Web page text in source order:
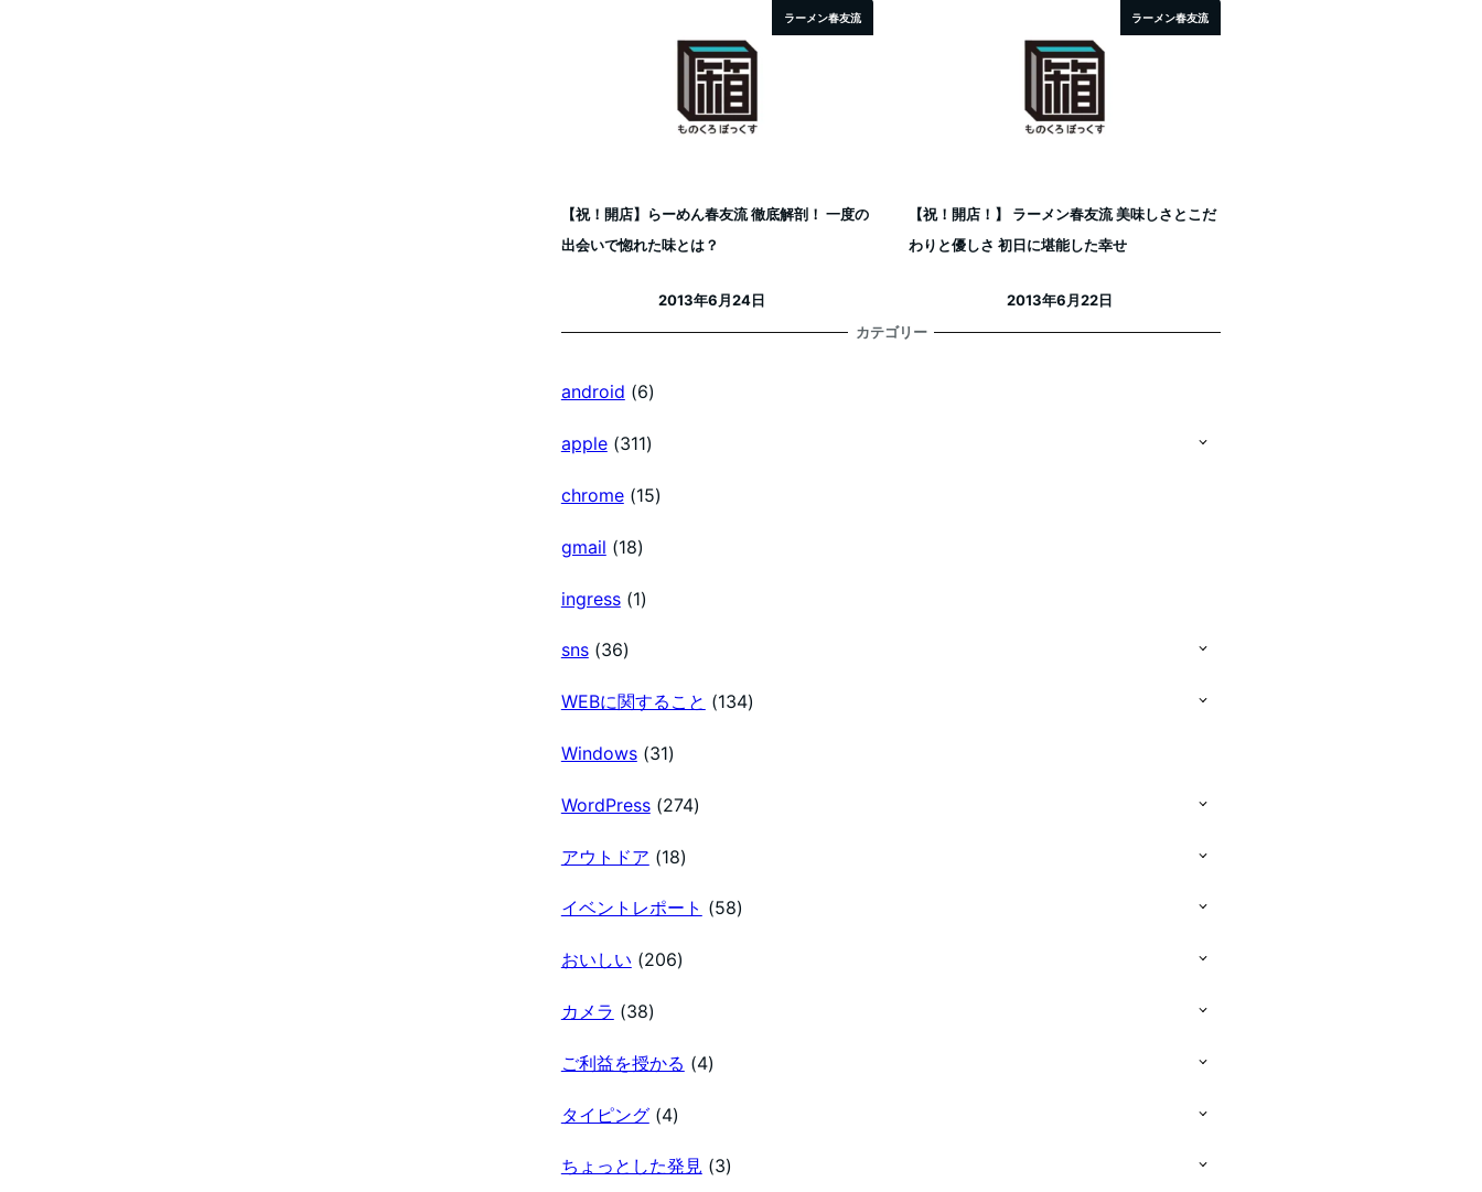
ラーメン春友流
【祝！開店】らーめん春友流 徹底解剖！ 一度の
出会いで惚れた味とは？
2013年6月24日
ラーメン春友流
【祝！開店！】 ラーメン春友流 美味しさとこだ
わりと優しさ 初日に堪能した幸せ
2013年6月22日
カテゴリー
android (6)
apple(311)
chrome(15)
gmail (18)
ingress(1)
sns(36)
WEBに関すること (134)
Windows(31)
WordPress(274)
アウトドア (18)
イベントレポート (58)
おいしい (206)
カメラ (38)
ご利益を授かる (4)
タイピング(4)
ちょっとした発見 (3)